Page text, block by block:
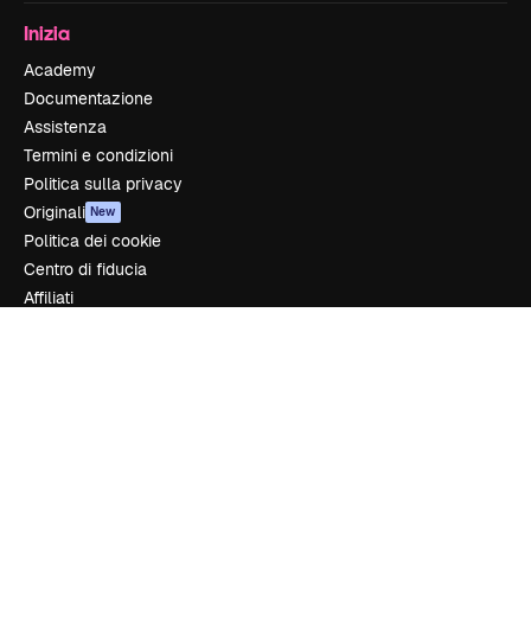
Inizia
Academy
Documentazione
Assistenza
Termini e condizioni
Politica sulla privacy
Originali New
Politica dei cookie
Centro di fiducia
Affiliati